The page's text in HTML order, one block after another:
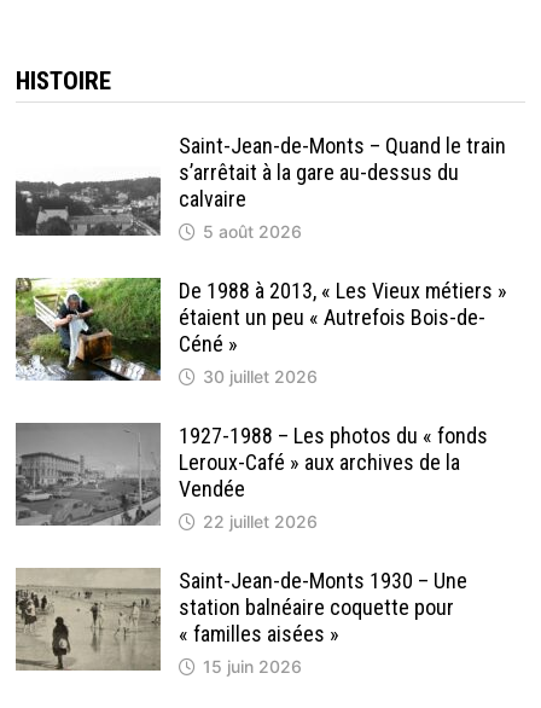
HISTOIRE
Saint-Jean-de-Monts – Quand le train
s’arrêtait à la gare au-dessus du
calvaire
5 août 2026
De 1988 à 2013, « Les Vieux métiers »
étaient un peu « Autrefois Bois-de-
Céné »
30 juillet 2026
1927-1988 – Les photos du « fonds
Leroux-Café » aux archives de la
Vendée
22 juillet 2026
Saint-Jean-de-Monts 1930 – Une
station balnéaire coquette pour
« familles aisées »
15 juin 2026